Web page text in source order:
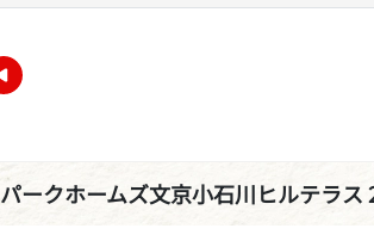
パークホームズ文京小石川ヒルテラス